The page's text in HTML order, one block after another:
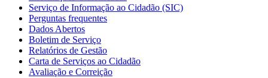
Serviço de Informação ao Cidadão (SIC)
Perguntas frequentes
Dados Abertos
Boletim de Serviço
Relatórios de Gestão
Carta de Serviços ao Cidadão
Avaliação e Correição